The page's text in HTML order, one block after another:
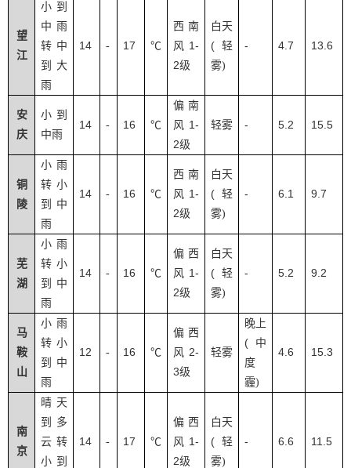
望
江
小到
中雨
转中
到大
雨
14 - 17 ℃
西南
风 1-
2级
白天
( 轻
雾)
- 4.7 13.6
安
庆
小到
中雨
14 - 16 ℃
偏南
风 1-
2级
轻雾 - 5.2 15.5
铜
陵
小雨
转小
到中
雨
14 - 16 ℃
西南
风 1-
2级
白天
( 轻
雾)
- 6.1 9.7
芜
湖
小雨
转小
到中
雨
14 - 16 ℃
偏西
风 1-
2级
白天
( 轻
雾)
- 5.2 9.2
马
鞍
山
小雨
转小
到中
雨
12 - 16 ℃
偏西
风 2-
3级
轻雾
晚上
( 中
度
霾)
4.6 15.3
南
京
晴天
到多
云转
小到
14 - 17 ℃
偏西
风 1-
2级
白天
( 轻
雾)
- 6.6 11.5